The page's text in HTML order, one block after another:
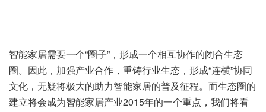
智能家居需要一个“圈子”，形成一个相互协作的闭合生态
圈。因此，加强产业合作，重铸行业生态，形成“连横”协同
文化，无疑将极大的助力智能家居的普及征程。而生态圈的
建立将会成为智能家居产业2015年的一个重点，我们将看